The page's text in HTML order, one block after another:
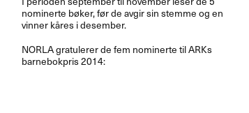
nominerte bøker, før de avgir sin stemme og en
vinner kåres i desember.
NORLAgratulerer de fem nominerte til ARKs
barnebokpris 2014: